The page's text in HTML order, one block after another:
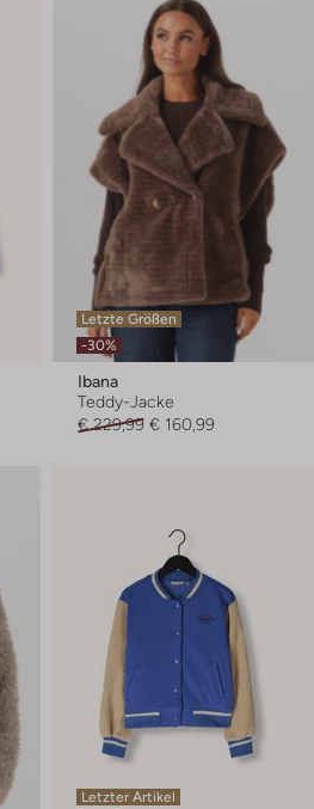
Letzte Größen
-30%
Ibana
Teddy-Jacke
€ 229,99 € 160,99
Letzter Artikel